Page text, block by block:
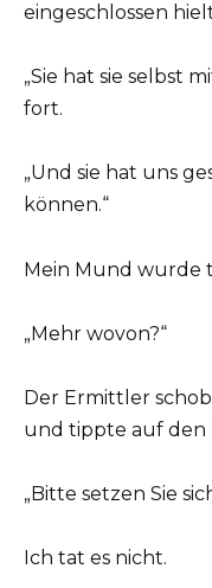
eingeschlossen
„Sie hat sie selbst
fort.
„Und sie hat uns
können.“
Mein Mund wurde
„Mehr wovon?“
Der Ermittler
und tippte auf den
„Bitte setzen Sie
Ich tat es nicht.